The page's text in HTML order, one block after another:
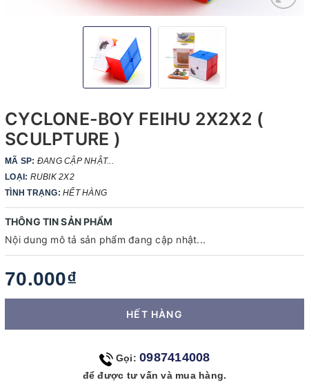
CYCLONE-BOY FEIHU 2X2X2 (
SCULPTURE )
MÃ SP: ĐANG CẬP NHẬT...
LOẠI: RUBIK 2X2
TÌNH TRẠNG: HẾT HÀNG
THÔNG TIN SẢN PHẨM
Nội dung mô tả sản phẩm đang cập nhật...
70.000₫
HẾT HÀNG
Gọi: 0987414008
để được tư vấn và mua hàng.